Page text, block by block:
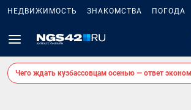
НЕДВИЖИМОСТЬ ЗНАКОМСТВА ПОГОДА
Чего ждать кузбассовцам осенью — ответ